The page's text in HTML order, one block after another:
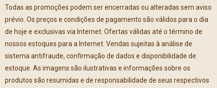
Todas as promoções podem ser encerradas ou alteradas sem aviso
prévio. Os preços e condições de pagamento são válidos para o dia
de hoje e exclusivas via Internet. Ofertas válidas até o término de
nossos estoques para a Internet. Vendas sujeitas à análise de
sistema antifraude, confirmação de dados e disponibilidade de
estoque. As imagens são ilustrativas e informações sobre os
produtos são resumidas e de responsabilidade de seus respectivos